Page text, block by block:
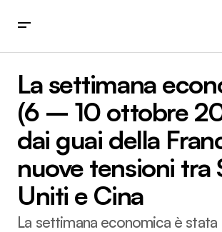
della Francia alle nuove tensioni tra Stati
La settimana
(6 – 10 ottobre
dai guai della
nuove tensioni tra
Uniti e Cina
La settimana economica è stata